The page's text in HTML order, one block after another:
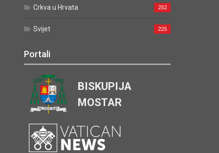
Crkva u Hrvata 252
Svijet 225
Portali
BISKUPIJA
MOSTAR